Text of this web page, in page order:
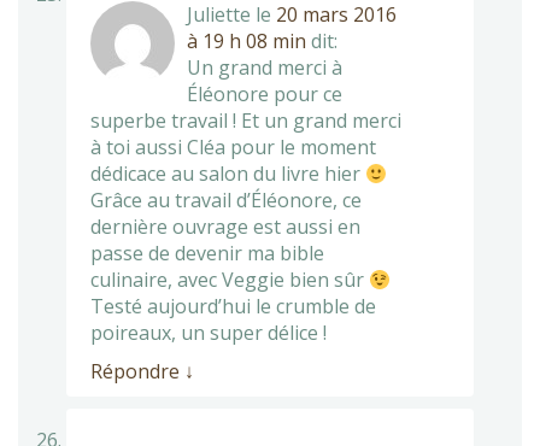
Juliette le 20 mars 2016
à 19 h 08 min dit:
Un grand merci à
Éléonore pour ce
superbe travail ! Et un grand merci
à toi aussi Cléa pour le moment
dédicace au salon du livre hier
Grâce au travail d’Éléonore, ce
dernière ouvrage est aussi en
passe de devenir ma bible
culinaire, avec Veggie bien sûr
Testé aujourd’hui le crumble de
poireaux, un super délice !
Répondre ↓